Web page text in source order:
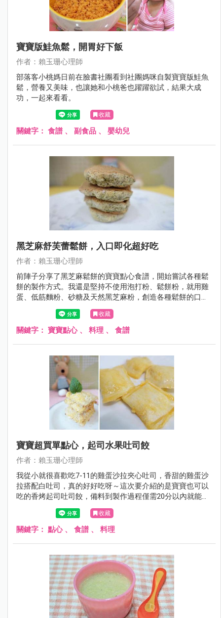
寶寶版鮭魚鬆，開胃好下飯
作者：賴玉珊心理師
部落客小桃媽日前在臉書社團看到社團媽咪自製寶寶版鮭魚
鬆，營養又美味，也讓她和小桃爸也躍躍欲試，結果大成
功，一起來看看。
收藏
關鍵字： 食譜 、 副食品 、 嬰幼兒
黑芝麻舒芙蕾鬆餅，入口即化超好吃
作者：賴玉珊心理師
前陣子分享了黑芝麻鬆餅的寶寶點心食譜，開始嘗試各種鬆
餅的製作方式。我還是堅持不使用泡打粉、鬆餅粉，就用雞
蛋、低筋麵粉、砂糖及天然黑芝麻粉，創造各種鬆餅的口
感。今天介紹的黑芝麻舒芙蕾鬆餅，去除繁瑣的步驟，從備
料到完成鬆餅只需20分鐘以內，一樣能創造出入口即化的鬆
軟舒芙蕾鬆餅。
收藏
關鍵字： 寶寶點心、 料理 、 食譜
寶寶超買單點心，起司水果吐司餃
作者：賴玉珊心理師
我從小就很喜歡吃7-11的雞蛋沙拉夾心吐司，香甜的雞蛋沙
拉搭配白吐司，真的好好吃呀～這次要介紹的是寶寶也可以
吃的香烤起司吐司餃，備料到製作過程僅需20分以內就能完
收藏
關鍵字： 點心、 食譜 、 料理